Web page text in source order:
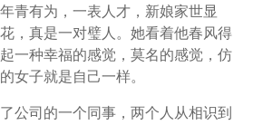
青有为，一表人才，新娘家世显
，真是一对璧人。她看着他春风得
一种幸福的感觉，莫名的感觉，仿
女子就是自己一样。
公司的一个同事，两个人从相识到